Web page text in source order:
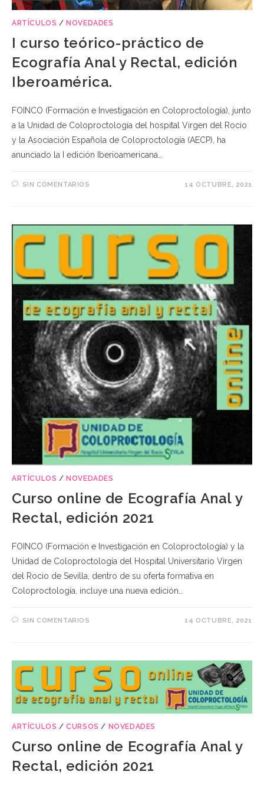
ARTÍCULOS / NOVEDADES
I curso teórico-práctico de
Ecografía Anal y Rectal, edición
Iberoamérica.
FOINCO (Formación e Investigación en Coloproctología), junto
a la Unidad de Coloproctología del hospital Virgen del Rocio
y la Asociación Española de Coloproctología (AECP), ha
anunciado la I edición Iberioamericana…
SIN COMENTARIOS 14 OCTUBRE, 2021
ARTÍCULOS / NOVEDADES
Curso online de Ecografía Anal y
Rectal, edición 2021
FOINCO (Formación e Investigación en Coloproctología) y la
Unidad de Coloproctología del Hospital Universitario Virgen
del Rocio de Sevilla, dentro de su oferta formativa en
Coloproctología, incluye una nueva edición…
SIN COMENTARIOS 14 OCTUBRE, 2021
ARTÍCULOS /CURSOS / NOVEDADES
Curso online de Ecografía Anal y
Rectal, edición 2021